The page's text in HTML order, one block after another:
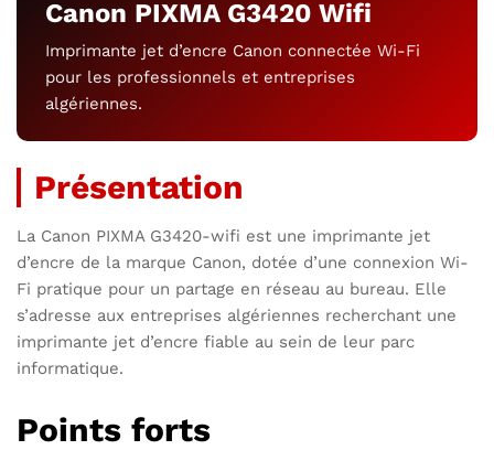
Canon PIXMA G3420 Wifi
Imprimante jet d’encre Canon connectée Wi-Fi
pour les professionnels et entreprises
algériennes.
Présentation
La Canon PIXMA G3420-wifi est une imprimante jet
d’encre de la marque Canon, dotée d’une connexion Wi-
Fi pratique pour un partage en réseau au bureau. Elle
s’adresse aux entreprises algériennes recherchant une
imprimante jet d’encre fiable au sein de leur parc
informatique.
Points forts